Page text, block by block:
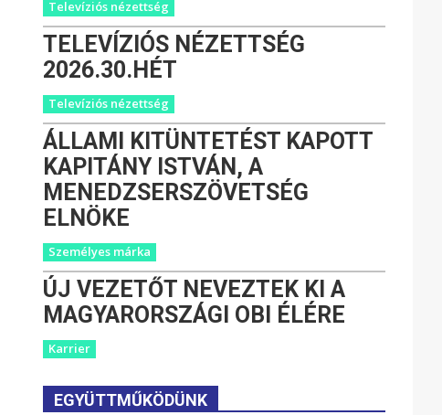
Televíziós nézettség
TELEVÍZIÓS NÉZETTSÉG
2026.30.HÉT
Televíziós nézettség
ÁLLAMI KITÜNTETÉST KAPOTT
KAPITÁNY ISTVÁN, A
MENEDZSERSZÖVETSÉG
ELNÖKE
Személyes márka
ÚJ VEZETŐT NEVEZTEK KI A
MAGYARORSZÁGI OBI ÉLÉRE
Karrier
EGYÜTTMŰKÖDÜNK